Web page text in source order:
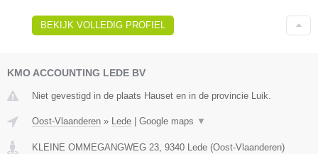
BEKIJK VOLLEDIG PROFIEL
KMO ACCOUNTING LEDE BV
Niet gevestigd in de plaats Hauset en in de provincie Luik.
Oost-Vlaanderen » Lede Google maps ▼
KLEINE OMMEGANGWEG 23, 9340 Lede (Oost-Vlaanderen)